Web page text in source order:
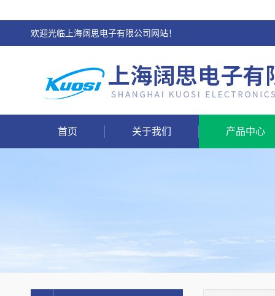
欢迎光临上海阔思电子有限公司网站！
首页 关于我们 产品中心